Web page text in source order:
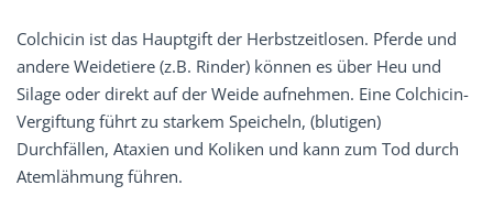
Colchicin ist das Hauptgift der Herbstzeitlosen. Pferde und
andere Weidetiere (z.B. Rinder) können es über Heu und
Silage oder direkt auf der Weide aufnehmen. Eine Colchicin-
Vergiftung führt zu starkem Speicheln, (blutigen)
Durchfällen, Ataxien und Koliken und kann zum Tod durch
Atemlähmung führen.